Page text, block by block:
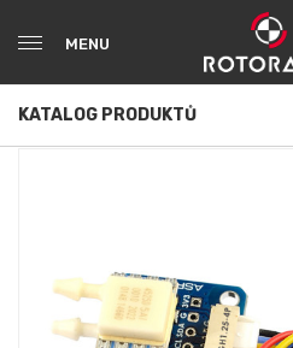
MENU
KATALOG PRODUKTŮ